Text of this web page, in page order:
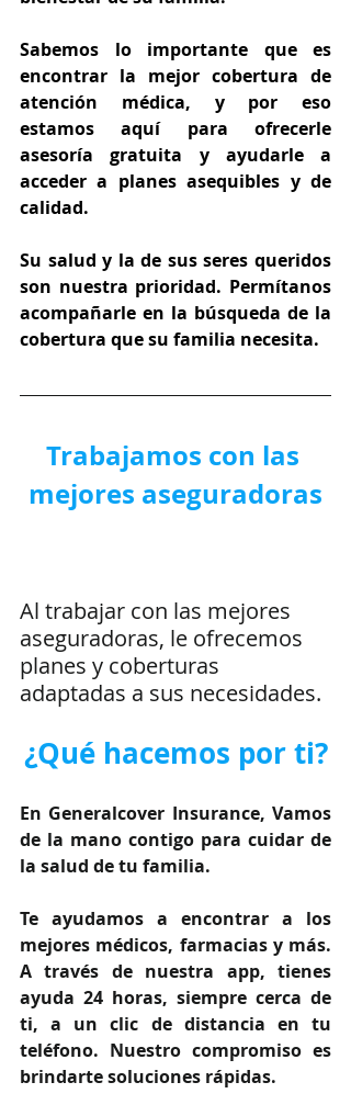
Sabemos lo importante que es
encontrar la mejor cobertura de
atención médica, y por eso
estamos aquí para ofrecerle
asesoría gratuita y ayudarle a
acceder a planes asequibles y de
calidad.
Su salud y la de sus seres queridos
son nuestra prioridad. Permítanos
acompañarle en la búsqueda de la
cobertura que su familia necesita.
Trabajamos con las
mejores aseguradoras
Al trabajar con las mejores
aseguradoras, le ofrecemos
planes y coberturas
adaptadas a sus necesidades.
¿Qué hacemos por ti?
En Generalcover Insurance, Vamos
de la mano contigo para cuidar de
la salud de tu familia.
Te ayudamos a encontrar a los
mejores médicos, farmacias y más.
A través de nuestra app, tienes
ayuda 24 horas, siempre cerca de
ti, a un clic de distancia en tu
teléfono. Nuestro compromiso es
brindarte soluciones rápidas.